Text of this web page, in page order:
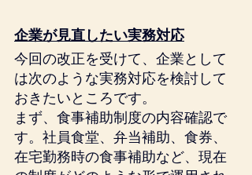
企業が見直したい実務対応
今回の改正を受けて、企業として
は次のような実務対応を検討して
おきたいところです。
まず、食事補助制度の内容確認で
す。社員食堂、弁当補助、食券、
在宅勤務時の食事補助など、現在